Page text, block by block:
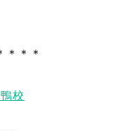
＊＊＊
校